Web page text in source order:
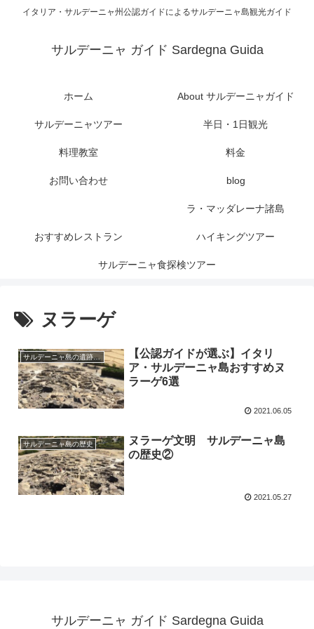
イタリア・サルデーニャ州公認ガイドによるサルデーニャ島観光ガイド
サルデーニャ ガイド Sardegna Guida
ホーム About サルデーニャガイド
サルデーニャツアー 半日・1日観光
料理教室 料金
お問い合わせ blog
ラ・マッダレーナ諸島
おすすめレストラン ハイキングツアー
サルデーニャ食探検ツアー
ヌラーゲ
サルデーニャ島の遺跡、教会、祭り
【公認ガイドが選ぶ】イタリ
ア・サルデーニャ島おすすめヌ
ラーゲ6選
2021.06.05
サルデーニャ島の歴史
ヌラーゲ文明 サルデーニャ島
の歴史②
2021.05.27
サルデーニャ ガイド Sardegna Guida